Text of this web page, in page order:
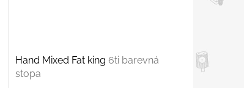
Hand Mixed Fat king 6ti barevná
stopa